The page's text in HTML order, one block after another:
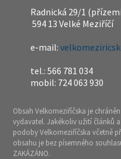
Radnická 29/1
594 13 Velké Meziříčí
e-mail:
tel.: 566 781 034
mobil: 724 063 930
Obsah Velkomeziříčska je
vydavatel. Jakékoliv užití článků
podoby Velkomeziříčska včetně
obsahu je bez písemného
ZAKÁZÁNO.